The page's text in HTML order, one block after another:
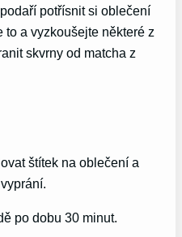
potřísnit si oblečení
to a vyzkoušejte některé z
skvrny od matcha z
štítek na oblečení a
po dobu 30 minut.